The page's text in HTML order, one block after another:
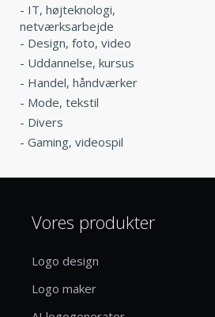
- IT, højteknologi,
netværksarbejde
- Design, foto, video
- Uddannelse, kursus
- Handel, håndværker
- Mode, tekstil
- Divers
- Gaming, videospil
Vores produkter
Logo design
Logo maker